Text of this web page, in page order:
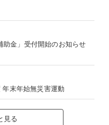
助金」受付開始のお知らせ
年末年始無災害運動
見る